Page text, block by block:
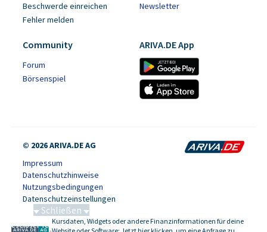
Beschwerde einreichen
Fehler melden
Newsletter
Community
Forum
Börsenspiel
ARIVA.DE App
© 2026 ARIVA.DE AG
Impressum
Datenschutzhinweise
Nutzungsbedingungen
Datenschutzeinstellungen
Kursdaten, Widgets oder andere Finanzinformationen für deine
Schließen
SalesCloser Technologies